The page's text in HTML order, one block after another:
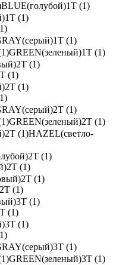
BLUE(голубой)1T (1)
(1)
GREEN(зеленый)1T (1)
(1)
(1)
GREEN(зеленый)2T (1)
HAZEL(светло-
(1)
(1)
(1)
(1)
GREEN(зеленый)3T (1)